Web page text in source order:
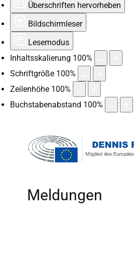
Überschriften hervorheben
Bildschirmleser
Lesemodus
Inhaltsskalierung 100%
Schriftgröße 100%
Zeilenhöhe 100%
Buchstabenabstand 100%
Meldungen